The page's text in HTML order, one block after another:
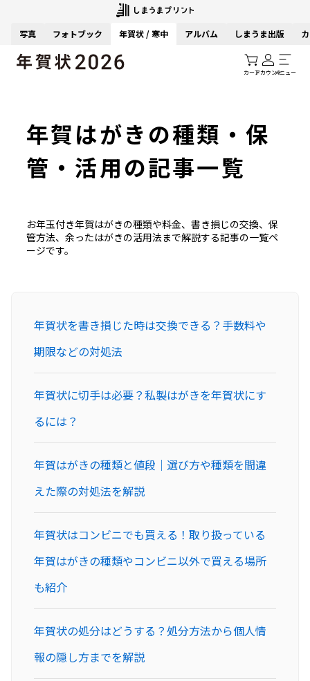
写真 フォトブック 年賀状 / 寒中 アルバム しまうま出版
カートアカウントメニュー
年賀はがきの種類・保
管・活用の記事一覧
お年玉付き年賀はがきの種類や料金、書き損じの交換、保
管方法、余ったはがきの活用法まで解説する記事の一覧ペ
ージです。
年賀状を書き損じた時は交換できる？手数料や
期限などの対処法
年賀状に切手は必要？私製はがきを年賀状にす
るには？
年賀はがきの種類と値段｜選び方や種類を間違
えた際の対処法を解説
年賀状はコンビニでも買える！取り扱っている
年賀はがきの種類やコンビニ以外で買える場所
も紹介
年賀状の処分はどうする？処分方法から個人情
報の隠し方までを解説